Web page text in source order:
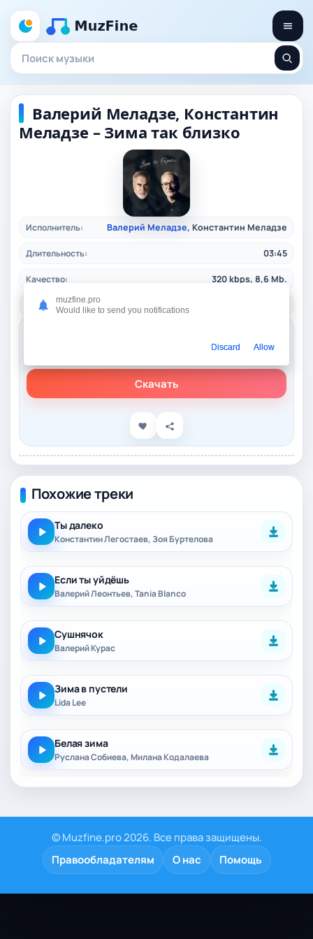
Валерий Меладзе, Константин
Меладзе – Зима так близко
Исполнитель: Валерий Меладзе, Константин Меладзе
Длительность: 03:45
Качество: 320 kbps, 8,6 Mb.
Жанр:
Валерий Меладзе, Константин Меладзе – Зима так близко
Скачать
Похожие треки
Ты далеко
Константин Легостаев, Зоя Буртелова
Если ты уйдёшь
Валерий Леонтьев, Tania Blanco
Сушнячок
Валерий Курас
Зима в пустели
Lida Lee
Белая зима
Руслана Собиева, Милана Кодалаева
© Muzfine.pro 2026. Все права защищены.
Правообладателям
О нас Помощь
muzfine.pro
Would like to send you notifications
Discard Allow